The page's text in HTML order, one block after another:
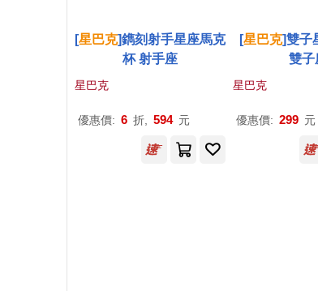
[星巴克]鐫刻射手星座馬克
杯 射手座
星巴克
優惠價: 6 折, 594 元
[星巴克]雙子
雙子
星巴克
優惠價: 299 元